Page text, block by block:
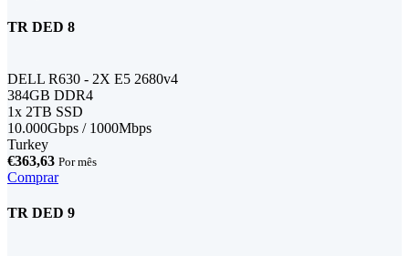
TR DED 8
DELL R630 - 2X E5 2680v4
384GB DDR4
1x 2TB SSD
10.000Gbps / 1000Mbps
Turkey
€363,63 Por mês
Comprar
TR DED 9